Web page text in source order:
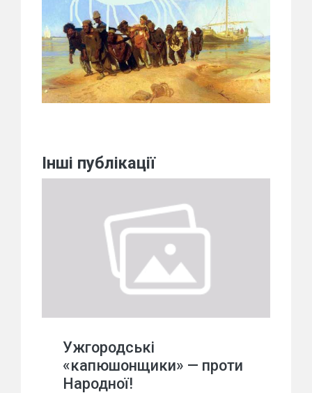
Інші публікації
Ужгородські
«капюшонщики» — проти
Народної!